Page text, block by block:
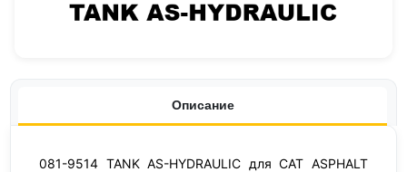
Описание
081-9514 TANK AS-HYDRAULIC для CAT ASPHALT